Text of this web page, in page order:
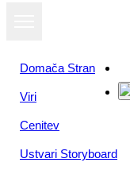
Domača Stran
Viri
Cenitev
Ustvari Storyboard